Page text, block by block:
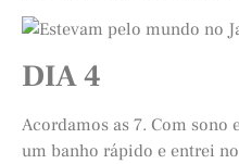
DIA 4
Acordamos as 7. Com sono
um banho rápido e entrei